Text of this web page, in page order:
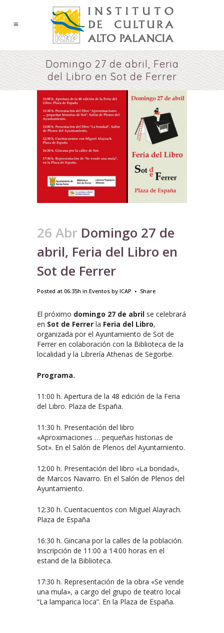
Domingo 27 de abril, Feria
del Libro en Sot de Ferrer
26 Abr Domingo 27 de
abril, Feria del Libro en
Sot de Ferrer
Posted at 06:35h in Eventos by ICAP Share
El próximo domingo 27 de abril se celebrará
en Sot de Ferrer la Feria del Libro,
organizada por el Ayuntamiento de Sot de
Ferrer en colaboración con la Biblioteca de la
localidad y la Librería Athenas de Segorbe.
Programa.
11:00 h. Apertura de la 48 edición de la Feria
del Libro. Plaza de España.
11:30 h. Presentación del libro
«Aproximaciones … pequeñas historias de
Sot». En el Salón de Plenos del Ayuntamiento.
12:00 h. Presentación del libro «La bondad»,
de Marcos Navarro. En el Salón de Plenos del
Ayuntamiento.
12:30 h. Cuentacuentos con Miguel Alayrach.
Plaza de España
16:30 h. Gincana por la calles de la población.
Inscripción de 11:00 a 14:00 horas en el
estand de la Biblioteca.
17:30 h. Representación de la obra «Se vende
una mula», a cargo del grupo de teatro local
“La lamparica loca”. En la Plaza de España.